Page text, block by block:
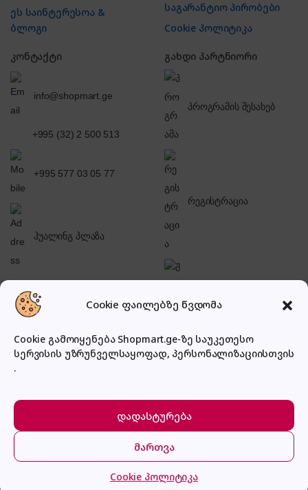
Cookie ფაილებზე წვდომა
Cookie გამოიყენება Shopmart.ge-ზე საუკეთესო
სერვისის უზრუნველსაყოფად, პერსონალიზაციისთვის
.
დადასტურება
მართვა
Cookie პოლიტიკა
ეს საინტერესოა &
ბლოგი
საგარანტიო პირობები
Cookie პოლიტიკა
კონტაქტი
info@shopmart.ge
+995 (32) 2 500 513
+995 577 03 05 77
ჰუალინგ პლაზა
გახდი პარტნიორი
პროგრამის შესახებ
რეგისტრაცია
მთავარი კატეგორიები კალათა შესვლა